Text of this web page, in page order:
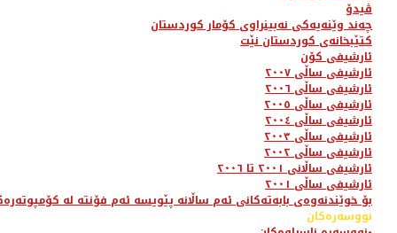
ڤیدۆ
چەند وێنەیەکی نەبینراوی کۆمار کوردستان
کتێبخانەی کوردستان نێت
ئارشیفی کۆن
ئارشیفی ساڵی ٢٠٠٧
ئارشیفی ساڵی ٢٠٠٦
ئارشیفی ساڵی ٢٠٠٥
ئارشیفی ساڵی ٢٠٠٤
ئارشیفی ساڵی ٢٠٠٣
ئارشیفی ساڵی ٢٠٠٢
ئارشیفی ساڵانی ٢٠٠١ تا ٢٠٠٦
ئارشیفی ساڵی ٢٠٠١
بۆ خوێندنەوەی بابەتەکانی ئەم ساڵانە پێویسە ئەم فۆنتە لە
نووسەرەکان